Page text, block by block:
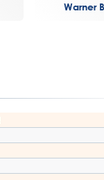
Warner